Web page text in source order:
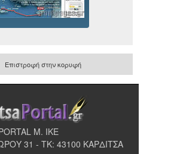
Επιστροφή στην κορυφή
Μ. ΙΚΕ
31 - ΤΚ: 43100 ΚΑΡΔΙΤΣΑ